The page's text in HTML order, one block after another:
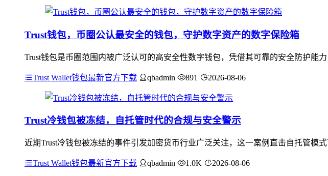
Trust钱包，币圈公认最安全的钱包，守护数字资产的数字保险箱
Trust钱包是币圈范围内被广泛认可的高安全性数字钱包，凭借其可靠的安全防护能
Trust Wallet钱包最新官方下载 qbadmin 891 2026-08-06
Trust冷钱包被冻结，自托管时代的合规与安全警示
近期Trust冷钱包被冻结的事件引发加密货币行业广泛关注，这一案例直击自托管
Trust Wallet钱包最新官方下载 qbadmin 1.0K 2026-08-06